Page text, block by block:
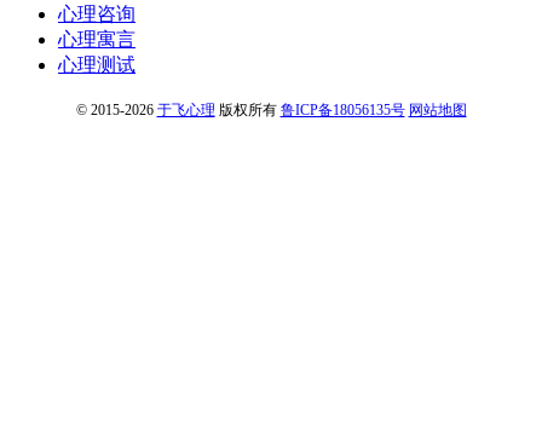
心理咨询
心理寓言
心理测试
© 2015-2026 于飞心理 版权所有 鲁ICP备18056135号 网站地图